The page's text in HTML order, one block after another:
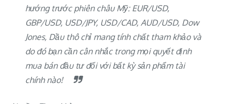
hướng trước phiên châu Mỹ: EUR/USD,
GBP/USD, USD/JPY, USD/CAD, AUD/USD, Dow
Jones, Dầu thô chỉ mang tính chất tham khảo và
do đó bạn cần cân nhắc trong mọi quyết định
mua bán đầu tư đối với bất kỳ sản phẩm tài
chính nào!